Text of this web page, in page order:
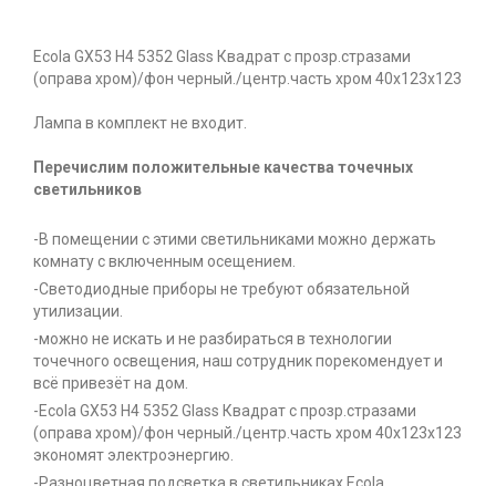
Ecola GX53 H4 5352 Glass Квадрат с прозр.стразами
(оправа хром)/фон черный./центр.часть хром 40x123x123
Лампа в комплект не входит.
Перечислим положительные качества точечных
светильников
-В помещении с этими светильниками можно держать
комнату с включенным осещением.
-Светодиодные приборы не требуют обязательной
утилизации.
-можно не искать и не разбираться в технологии
точечного освещения, наш сотрудник порекомендует и
всё привезёт на дом.
-Ecola GX53 H4 5352 Glass Квадрат с прозр.стразами
(оправа хром)/фон черный./центр.часть хром 40x123x123
экономят электроэнергию.